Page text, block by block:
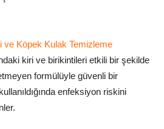
ve Köpek Kulak Temizleme
kiri ve birikintileri etkili bir şekilde
formülüyle güvenli bir
enfeksiyon riskini